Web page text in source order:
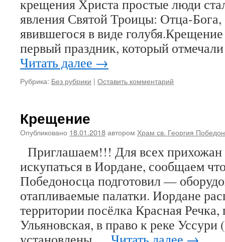
крещения Христа простые люди
явления Святой Троицы: Отца-
явившегося в виде
первый праздник, который
Читать далее →
Рубрика: Без рубрики | Оставить комментарий
Крещение
Опубликовано 18.01.2018автором Храм св. Георгия
Приглашаем!!! Для всех
искупаться в Иордане, сообщаем
Победоносца подготовил —
отапливаемые палатки. Иордане
территории посёлка Красная
Ульяновская, в право к реке Уссури